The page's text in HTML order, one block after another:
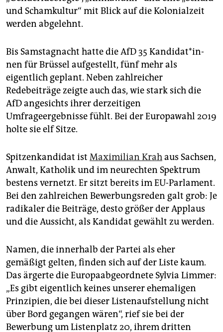
und Schamkultur“ mit Blick auf die Kolonialzeit
werden abgelehnt.
Bis Samstagnacht hatte die AfD 35 Kan­di­da­t*in­
nen für Brüssel aufgestellt, fünf mehr als
eigentlich geplant. Neben zahlreicher
Redebeiträge zeigte auch das, wie stark sich die
AfD angesichts ihrer derzeitigen
Umfrageergebnisse fühlt. Bei der Europawahl 2019
holte sie elf Sitze.
Spitzenkandidat ist Maximilian Krahaus Sachsen,
Anwalt, Katholik und im neurechten Spektrum
bestens vernetzt. Er sitzt bereits im EU-Parlament.
Bei den zahlreichen Bewerbungsreden galt grob: Je
radikaler die Beiträge, desto größer der Applaus
und die Aussicht, als Kandidat gewählt zu werden.
Namen, die innerhalb der Partei als eher
gemäßigt gelten, finden sich auf der Liste kaum.
Das ärgerte die Europaabgeordnete Sylvia Limmer:
„Es gibt eigentlich keines unserer ehemaligen
Prinzipien, die bei dieser Listenaufstellung nicht
über Bord gegangen wären“, rief sie bei der
Bewerbung um Listenplatz 20, ihrem dritten